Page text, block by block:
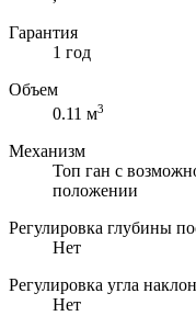
Гарантия
1 год
Объем
0.11 м3
Механизм
Топ ган с
положении
Регулировка глубины
Нет
Регулировка угла
Нет